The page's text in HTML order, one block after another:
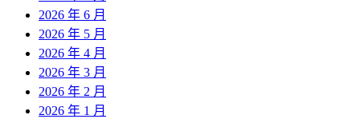
2026 年 6 月
2026 年 5 月
2026 年 4 月
2026 年 3 月
2026 年 2 月
2026 年 1 月